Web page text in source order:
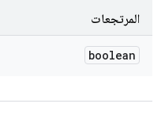
المرتجعات
boolean